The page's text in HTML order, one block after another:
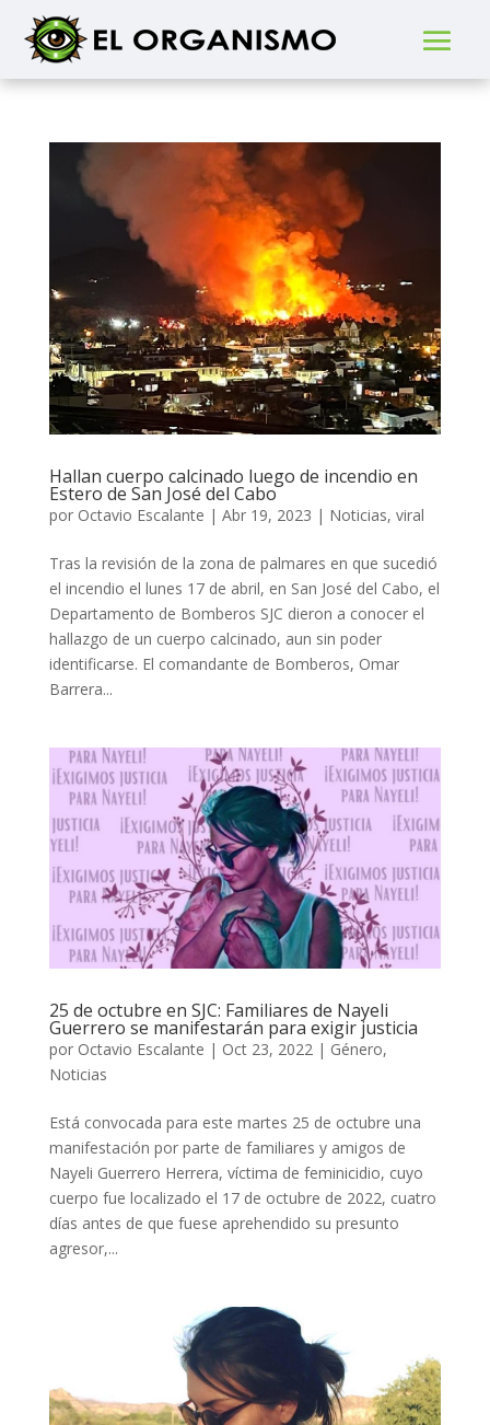
Hallan cuerpo calcinado luego de incendio en
Estero de San José del Cabo
por Octavio Escalante | Abr 19, 2023 | Noticias, viral
Tras la revisión de la zona de palmares en que sucedió
el incendio el lunes 17 de abril, en San José del Cabo, el
Departamento de Bomberos SJC dieron a conocer el
hallazgo de un cuerpo calcinado, aun sin poder
identificarse. El comandante de Bomberos, Omar
Barrera...
25 de octubre en SJC: Familiares de Nayeli
Guerrero se manifestarán para exigir justicia
por Octavio Escalante | Oct 23, 2022| Género,
Noticias
Está convocada para este martes 25 de octubre una
manifestación por parte de familiares y amigos de
Nayeli Guerrero Herrera, víctima de feminicidio, cuyo
cuerpo fue localizado el 17 de octubre de 2022, cuatro
días antes de que fuese aprehendido su presunto
agresor,...